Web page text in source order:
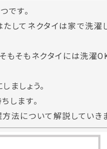
です。
してネクタイは家で洗濯
もそもネクタイには洗濯
ましょう。
します。
法について解説していきま